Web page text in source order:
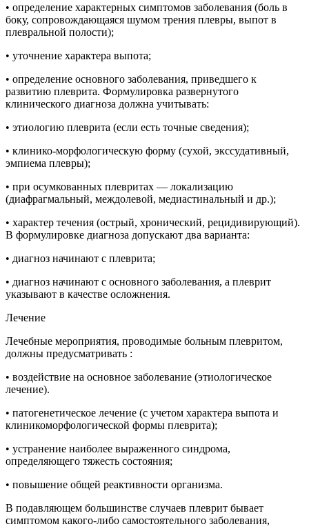
• определение характерных симптомов заболевания (боль в
боку, сопровождающаяся шумом трения плевры, выпот в
плевральной полости);
• уточнение характера выпота;
• определение основного заболевания, приведшего к
развитию плеврита. Формулировка развернутого
клинического диагноза должна учитывать:
• этиологию плеврита (если есть точные сведения);
• клинико-морфологическую форму (сухой, экссудативный,
эмпиема плевры);
• при осумкованных плевритах — локализацию
(диафрагмальный, междолевой, медиастинальный и др.);
• характер течения (острый, хронический, рецидивирующий).
В формулировке диагноза допускают два варианта:
• диагноз начинают с плеврита;
• диагноз начинают с основного заболевания, а плеврит
указывают в качестве осложнения.
Лечение
Лечебные мероприятия, проводимые больным плевритом,
должны предусматривать :
• воздействие на основное заболевание (этиологическое
лечение).
• патогенетическое лечение (с учетом характера выпота и
клиникоморфологической формы плеврита);
• устранение наиболее выраженного синдрома,
определяющего тяжесть состояния;
• повышение общей реактивности организма.
В подавляющем большинстве случаев плеврит бывает
симптомом какого-либо самостоятельного заболевания,